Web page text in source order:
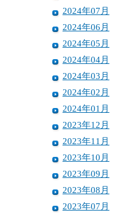
2024年07月
2024年06月
2024年05月
2024年04月
2024年03月
2024年02月
2024年01月
2023年12月
2023年11月
2023年10月
2023年09月
2023年08月
2023年07月